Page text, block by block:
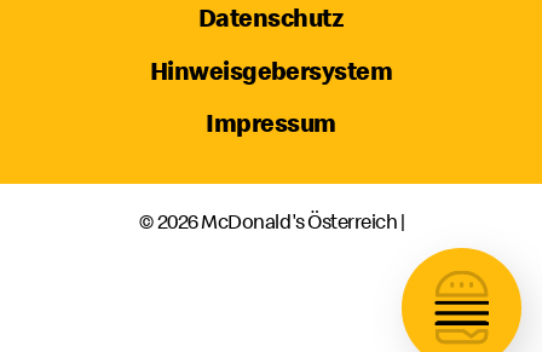
Datenschutz
Hinweisgebersystem
Impressum
© 2026 McDonald's Österreich |